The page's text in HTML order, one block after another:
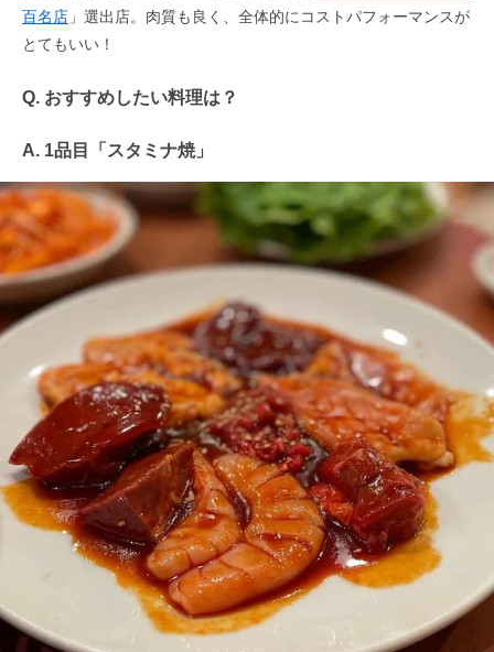
百名店 」選出店。肉質も良く、全体的にコストパフォーマンスが
とてもいい！
Q. おすすめしたい料理は？
A. 1品目「スタミナ焼」